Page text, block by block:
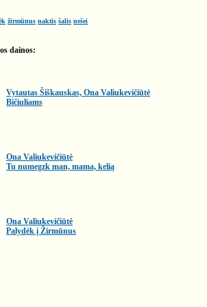
žirmūnus naktis šalis nešei
dainos:
Vytautas Šiškauskas, Ona Valiukevičiūtė
Bičiuliams
Ona Valiukevičiūtė
Tu numegzk man, mama, kelią
Ona Valiukevičiūtė
Palydėk į Žirmūnus